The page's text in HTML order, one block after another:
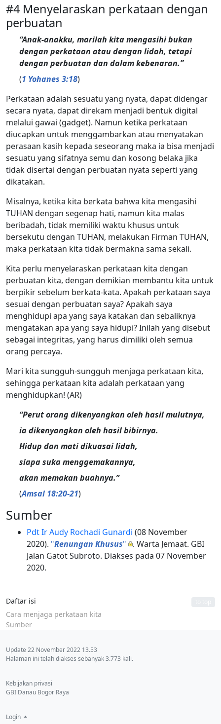
#4 Menyelaraskan perkataan dengan
perbuatan
“Anak-anakku, marilah kita mengasihi bukan
dengan perkataan atau dengan lidah, tetapi
dengan perbuatan dan dalam kebenaran.”
(1 Yohanes 3:18)
Perkataan adalah sesuatu yang nyata, dapat didengar
secara nyata, dapat direkam menjadi bentuk digital
melalui gawai (gadget). Namun ketika perkataan
diucapkan untuk menggambarkan atau menyatakan
perasaan kasih kepada seseorang maka ia bisa menjadi
sesuatu yang sifatnya semu dan kosong belaka jika
tidak disertai dengan perbuatan nyata seperti yang
dikatakan.
Misalnya, ketika kita berkata bahwa kita mengasihi
TUHAN dengan segenap hati, namun kita malas
beribadah, tidak memiliki waktu khusus untuk
bersekutu dengan TUHAN, melakukan Firman TUHAN,
maka perkataan kita tidak bermakna sama sekali.
Kita perlu menyelaraskan perkataan kita dengan
perbuatan kita, dengan demikian membantu kita untuk
berpikir sebelum berkata-kata. Apakah perkataan saya
sesuai dengan perbuatan saya? Apakah saya
menghidupi apa yang saya katakan dan sebaliknya
mengatakan apa yang saya hidupi? Inilah yang disebut
sebagai integritas, yang harus dimiliki oleh semua
orang percaya.
Mari kita sungguh-sungguh menjaga perkataan kita,
sehingga perkataan kita adalah perkataan yang
menghidupkan! (AR)
“Perut orang dikenyangkan oleh hasil mulutnya,
ia dikenyangkan oleh hasil bibirnya.
Hidup dan mati dikuasai lidah,
siapa suka menggemakannya,
akan memakan buahnya.”
(Amsal 18:20-21)
Sumber
Pdt Ir Audy Rochadi Gunardi (08 November
2020). "Renungan Khusus"
. Warta Jemaat. GBI
Jalan Gatot Subroto. Diakses pada 07 November
2020.
Daftar isi
Cara menjaga perkataan kita
Sumber
Update 22 November 2022 13.53
Halaman ini telah diakses sebanyak 3.773 kali.
Kebijakan privasi
GBI Danau Bogor Raya
Login